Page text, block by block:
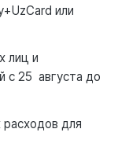
или
лиц и
с 25 августа до
для